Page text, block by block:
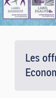
Les